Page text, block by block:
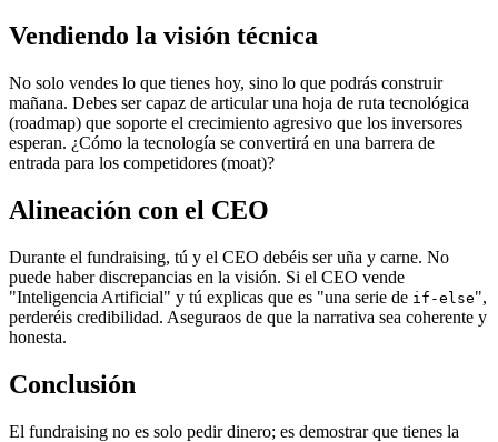
Vendiendo la visión técnica
No solo vendes lo que tienes hoy, sino lo que podrás construir
mañana. Debes ser capaz de articular una hoja de ruta tecnológica
(roadmap) que soporte el crecimiento agresivo que los inversores
esperan. ¿Cómo la tecnología se convertirá en una barrera de
entrada para los competidores (moat)?
Alineación con el CEO
Durante el fundraising, tú y el CEO debéis ser uña y carne. No
puede haber discrepancias en la visión. Si el CEO vende
"Inteligencia Artificial" y tú explicas que es "una serie de if-else",
perderéis credibilidad. Aseguraos de que la narrativa sea coherente y
honesta.
Conclusión
El fundraising no es solo pedir dinero; es demostrar que tienes la